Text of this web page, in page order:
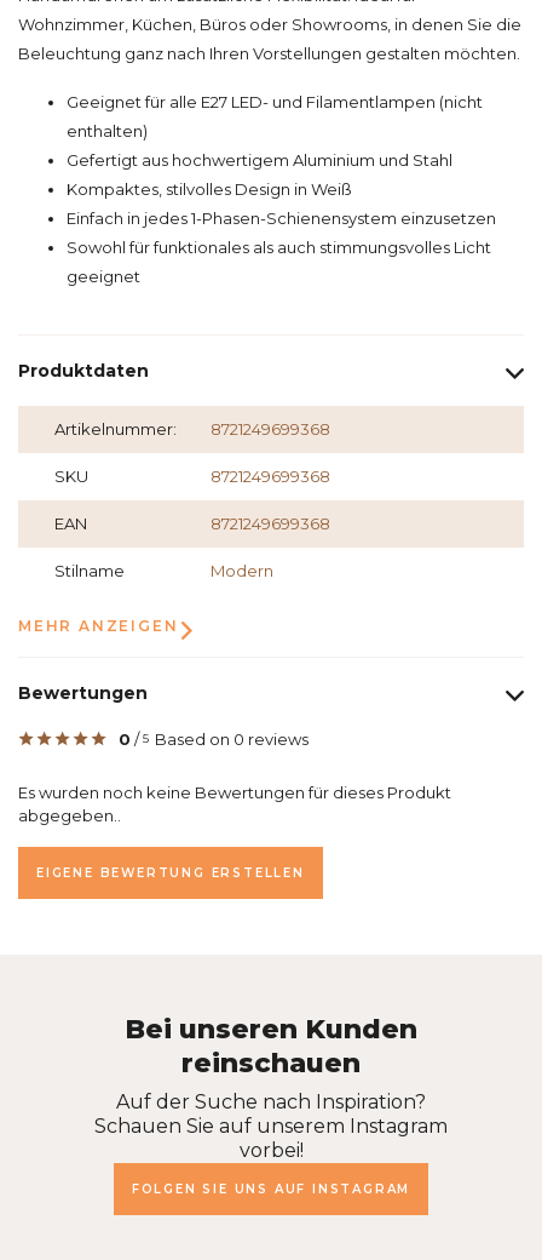
Wohnzimmer, Küchen, Büros oder Showrooms, in denen Sie die
Beleuchtung ganz nach Ihren Vorstellungen gestalten möchten.
Geeignet für alle E27 LED- und Filamentlampen (nicht
enthalten)
Gefertigt aus hochwertigem Aluminium und Stahl
Kompaktes, stilvolles Design in Weiß
Einfach in jedes 1-Phasen-Schienensystem einzusetzen
Sowohl für funktionales als auch stimmungsvolles Licht
geeignet
Produktdaten
Artikelnummer: 8721249699368
SKU 8721249699368
EAN 8721249699368
Stilname Modern
MEHR ANZEIGEN
Bewertungen
0 /5 Based on 0 reviews
Es wurden noch keine Bewertungen für dieses Produkt
abgegeben..
EIGENE BEWERTUNG ERSTELLEN
Bei unseren Kunden
reinschauen
Auf der Suche nach Inspiration?
Schauen Sie auf unserem Instagram
vorbei!
FOLGEN SIE UNS AUF INSTAGRAM